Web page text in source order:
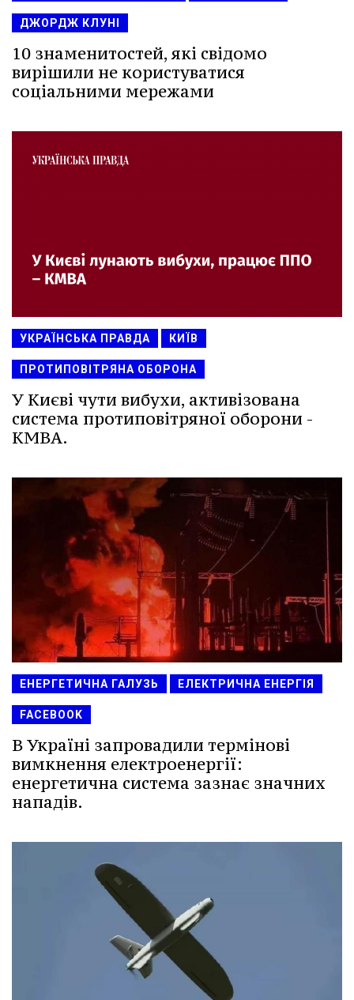
ДЖОРДЖ КЛУНІ
10 знаменитостей, які свідомо
вирішили не користуватися
соціальними мережами
УКРАЇНСЬКА ПРАВДА КИЇВ
ПРОТИПОВІТРЯНА ОБОРОНА
У Києві чути вибухи, активізована
система протиповітряної оборони -
КМВА.
ЕНЕРГЕТИЧНА ГАЛУЗЬ ЕЛЕКТРИЧНА ЕНЕРГІЯ
FACEBOOK
В Україні запровадили термінові
вимкнення електроенергії:
енергетична система зазнає значних
нападів.